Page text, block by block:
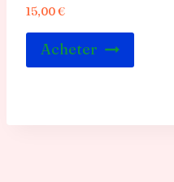
15,00€
Acheter